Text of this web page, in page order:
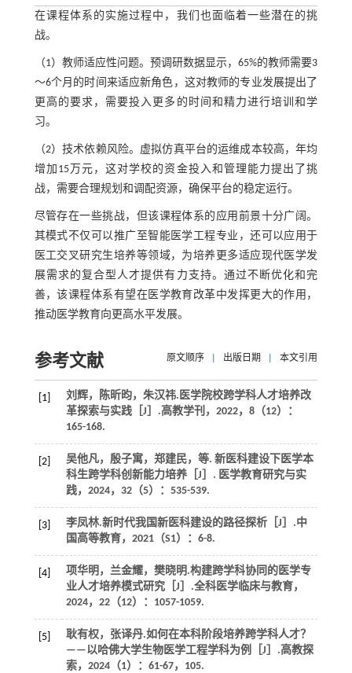
在课程体系的实施过程中，我们也面临着一些潜在的挑
战。
（1）教师适应性问题。预调研数据显示，65%的教师需要3
～6个月的时间来适应新角色，这对教师的专业发展提出了
更高的要求，需要投入更多的时间和精力进行培训和学
习。
（2）技术依赖风险。虚拟仿真平台的运维成本较高，年均
增加15万元，这对学校的资金投入和管理能力提出了挑
战，需要合理规划和调配资源，确保平台的稳定运行。
尽管存在一些挑战，但该课程体系的应用前景十分广阔。
其模式不仅可以推广至智能医学工程专业，还可以应用于
医工交叉研究生培养等领域，为培养更多适应现代医学发
展需求的复合型人才提供有力支持。通过不断优化和完
善，该课程体系有望在医学教育改革中发挥更大的作用，
推动医学教育向更高水平发展。
参考文献 原文顺序 出版日期 本文引用
[1]
刘辉，陈昕昀，朱汉祎.医学院校跨学科人才培养改
革探索与实践［J］.高教学刊 ， 2022， 8（12）：
165-168.
[2] 吴他凡，殷子寓，郑建民， 等. 新医科建设下医学本
科生跨学科创新能力培养［J］. 医学教育研究与实
践， 2024， 32（5）：535-539.
[3] 李凤林.新时代我国新医科建设的路径探析［J］.中
国高等教育， 2021（S1）：6-8.
[4]
项华明，兰金耀，樊晓明.构建跨学科协同的医学专
业人才培养模式研究［J］.全科医学临床与教育，
2024， 22（12）：1057-1059.
[5]
耿有权，张译丹.如何在本科阶段培养跨学科人才？
——以哈佛大学生物医学工程学科为例［J］.高教探
索， 2024（1）：61-67，105.